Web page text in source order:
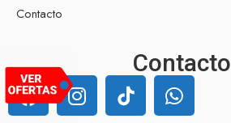
Contacto
Contacto